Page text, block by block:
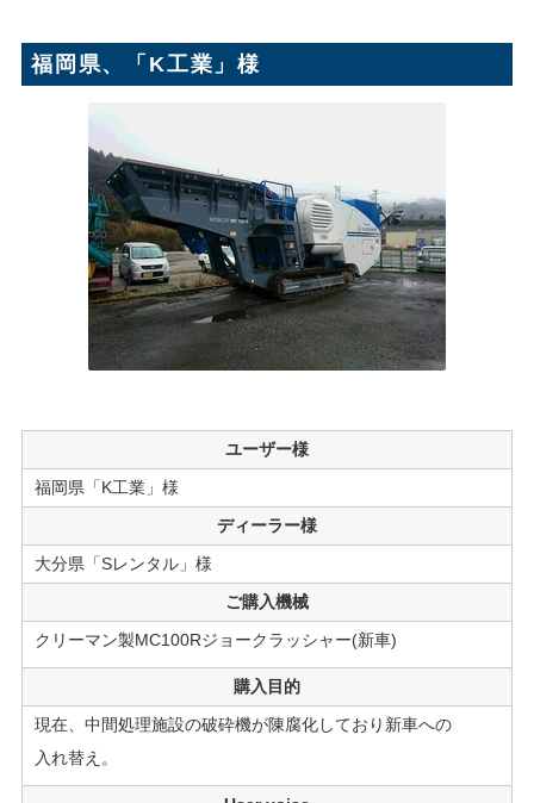
福岡県、「K工業」様
ユーザー様
福岡県「K工業」様
ディーラー様
大分県「Sレンタル」様
ご購入機械
クリーマン製MC100Rジョークラッシャー(新車)
購入目的
現在、中間処理施設の破砕機が陳腐化しており新車への
入れ替え。